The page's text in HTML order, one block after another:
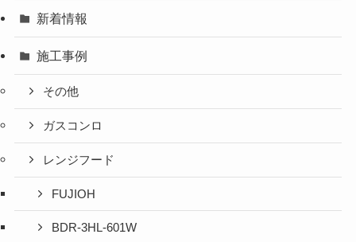
新着情報
施工事例
その他
ガスコンロ
レンジフード
FUJIOH
BDR-3HL-601W